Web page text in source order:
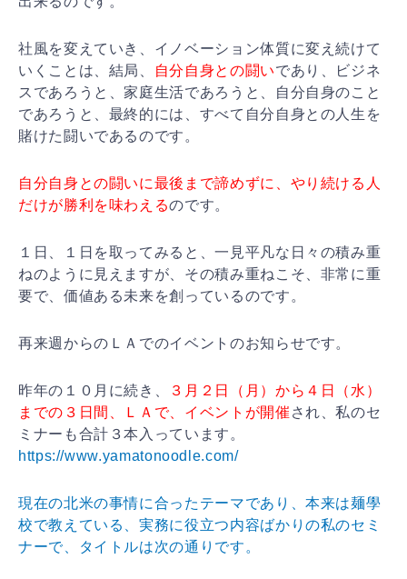
社風を変えていき、イノベーション体質に変え続けて
いくことは、結局、
自分自身との闘いであり、ビジネ
スであろうと、家庭生活であろうと、自分自身のこと
であろうと、最終的には、すべて自分自身との人生を
賭けた闘いであるのです。
自分自身との闘いに最後まで諦めずに、やり続ける人
だけが勝利を味わえるのです。
１日、１日を取ってみると、一見平凡な日々の積み重
ねのように見えますが、その積み重ねこそ、非常に重
要で、価値ある未来を創っているのです。
再来週からのＬＡでのイベントのお知らせです。
昨年の１０月に続き、
３月２日（月）から４日（水）
までの３日間、ＬＡで、イベントが開催 され、私のセ
ミナーも合計３本入っています。
https://www.yamatonoodle.com/
現在の北米の事情に合ったテーマであり、本来は麺學
校で教えている、実務に役立つ内容ばかりの私のセミ
ナーで、タイトルは次の通りです。